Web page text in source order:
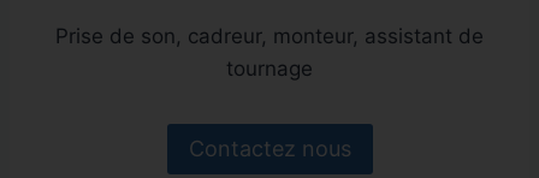
Prise de son, cadreur, monteur, assistant de
tournage
Contactez nous